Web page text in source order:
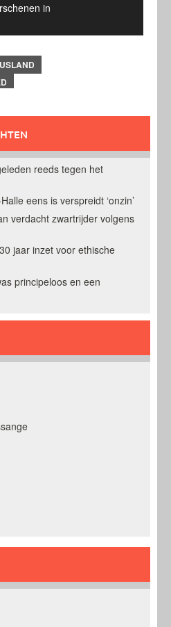
in
reeds tegen het
eens is verspreidt ‘onzin’
verdacht zwartrijder volgens
jaar inzet voor ethische
principeloos en een